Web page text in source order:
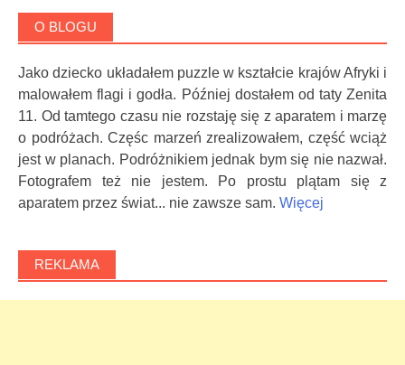
O BLOGU
Jako dziecko układałem puzzle w kształcie krajów Afryki i
malowałem flagi i godła. Później dostałem od taty Zenita
11. Od tamtego czasu nie rozstaję się z aparatem i marzę
o podróżach. Częśc marzeń zrealizowałem, część wciąż
jest w planach. Podróżnikiem jednak bym się nie nazwał.
Fotografem też nie jestem. Po prostu plątam się z
aparatem przez świat... nie zawsze sam. Więcej
REKLAMA